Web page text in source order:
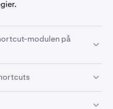
modulen på